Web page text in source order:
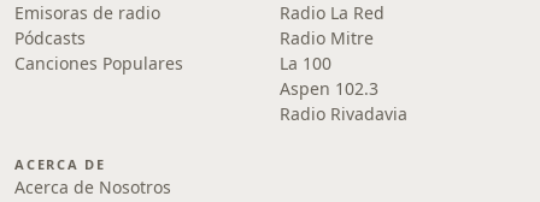
Emisoras de radio
Pódcasts
Canciones Populares
Radio La Red
Radio Mitre
La 100
Aspen 102.3
Radio Rivadavia
ACERCA DE
Acerca de Nosotros